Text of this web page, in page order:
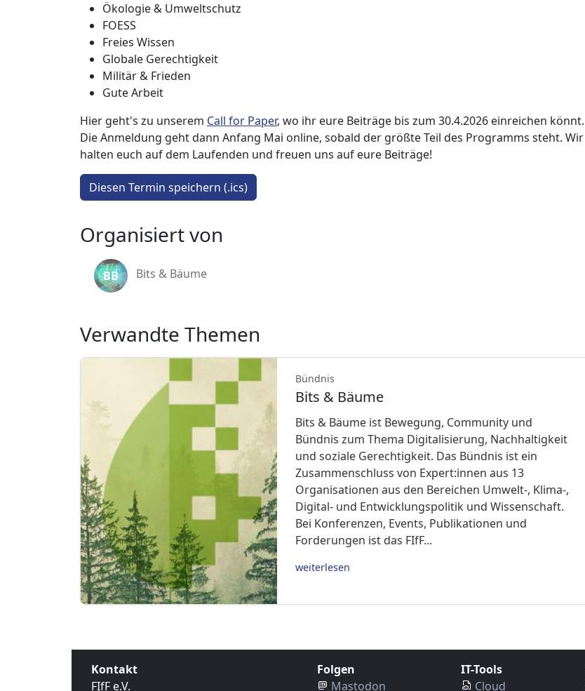
Ökologie & Umweltschutz
FOESS
Freies Wissen
Globale Gerechtigkeit
Militär & Frieden
Gute Arbeit
Hier geht's zu unserem Call for Paper, wo ihr eure Beiträge bis zum 30.4.2026 einreichen könnt.
Die Anmeldung geht dann Anfang Mai online, sobald der größte Teil des Programms steht. Wir
halten euch auf dem Laufenden und freuen uns auf eure Beiträge!
Diesen Termin speichern (.ics)
Organisiert von
BB Bits & Bäume
Verwandte Themen
Bündnis
Bits & Bäume
Bits & Bäume ist Bewegung, Community und
Bündnis zum Thema Digitalisierung, Nachhaltigkeit
und soziale Gerechtigkeit. Das Bündnis ist ein
Zusammenschluss von Expert:innen aus 13
Organisationen aus den Bereichen Umwelt-, Klima-,
Digital- und Entwicklungspolitik und Wissenschaft.
Bei Konferenzen, Events, Publikationen und
Forderungen ist das FIfF...
weiterlesen
Kontakt
FIfF e.V.
Folgen
Mastodon
IT-Tools
Cloud